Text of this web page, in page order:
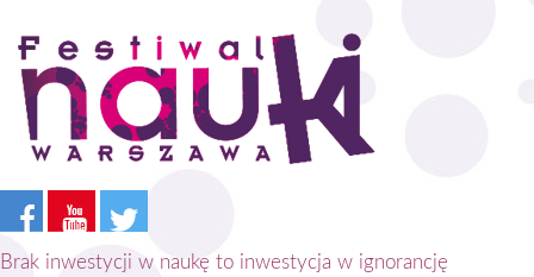
Przejdź
treści
Brak inwestycji w naukę to inwestycja w ignorancję